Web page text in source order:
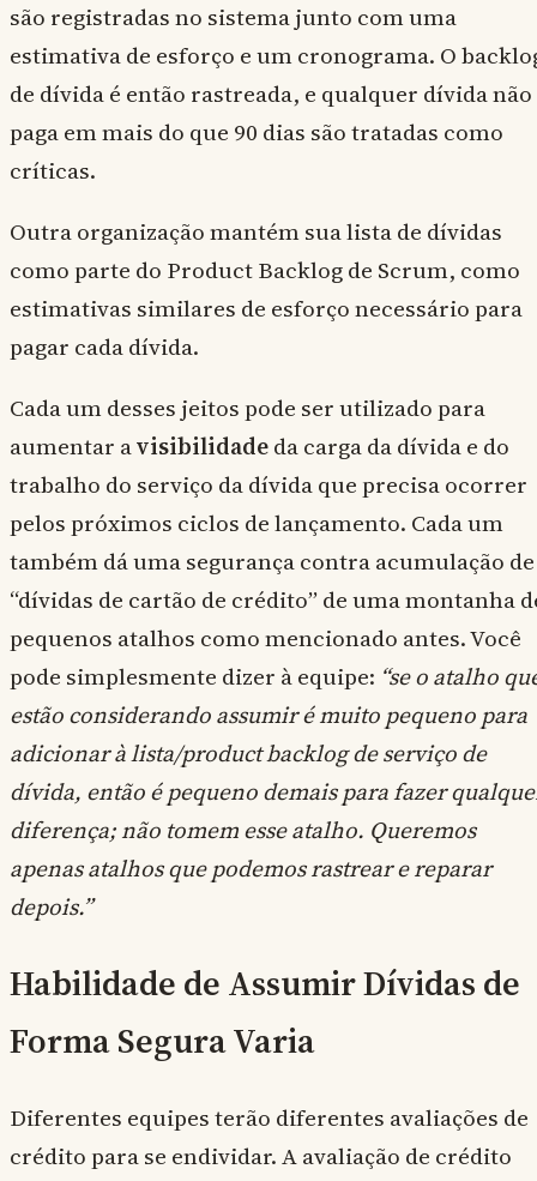
são registradas no sistema junto com uma
estimativa de esforço e um cronograma. O
de dívida é então rastreada, e qualquer dívida não
paga em mais do que 90 dias são tratadas como
críticas.
Outra organização mantém sua lista de dívidas
como parte do Product Backlog de Scrum, como
estimativas similares de esforço necessário para
pagar cada dívida.
Cada um desses jeitos pode ser utilizado para
aumentar avisibilidadeda carga da dívida e do
trabalho do serviço da dívida que precisa ocorrer
pelos próximos ciclos de lançamento. Cada um
também dá uma segurança contra acumulação de
“dívidas de cartão de crédito” de uma montanha
pequenos atalhos como mencionado antes. Você
pode simplesmente dizer à equipe: “se o atalho
estão considerando assumir é muito pequeno para
adicionar à lista/product backlog de serviço de
dívida, então é pequeno demais para fazer
diferença; não tomem esse atalho. Queremos
apenas atalhos que podemos rastrear e reparar
depois.”
Habilidade de Assumir Dívidas de
Forma Segura Varia
Diferentes equipes terão diferentes avaliações de
crédito para se endividar. A avaliação de crédito